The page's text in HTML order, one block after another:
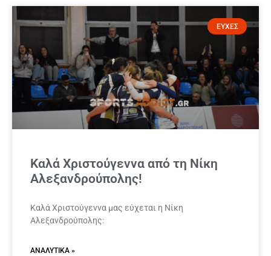
ΕΥΧΕΣ
Καλά Χριστούγεννα από τη Νίκη
Αλεξανδρούπολης!
Καλά Χριστούγεννα μας εύχεται η Νίκη
Αλεξανδρούπολης:
ΑΝΑΛΥΤΙΚΆ »